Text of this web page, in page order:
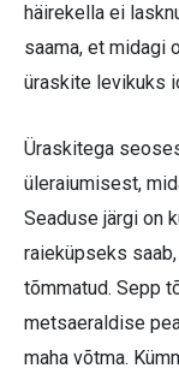
häirekella ei
saama, et midagi
üraskite levikuks
Üraskitega
üleraiumisest,
Seaduse järgi on
raieküpseks
tõmmatud. Sepp
metsaeraldise
maha võtma.